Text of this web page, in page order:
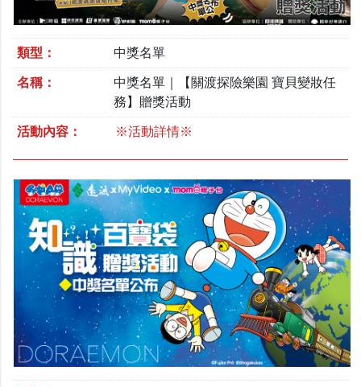
類型： 中獎名單
名稱：
中獎名單｜【關渡探險樂園 寶貝變妝任
務】贈獎活動
活動內容： ※活動詳情※